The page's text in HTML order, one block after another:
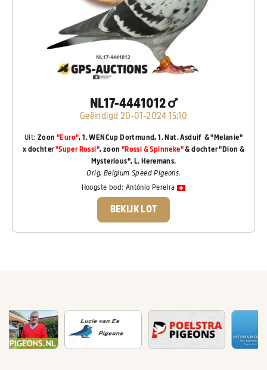
NL17-4441012
Geëindigd 20-01-2024 15:10
Uit: Zoon "Euro", 1. WENCup Dortmund, 1. Nat. Asduif & "Melanie"
x dochter"Super Rossi", zoon "Rossi & Spinneke"& dochter "Dion &
Mysterious", L. Heremans.
Orig. Belgium Speed Pigeons.
Hoogste bod: António Pereira
BEKIJK LOT